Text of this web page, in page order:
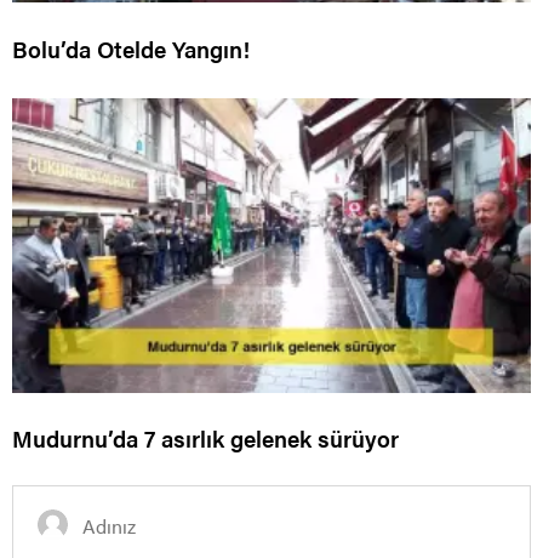
Bolu’da Otelde Yangın!
Mudurnu’da 7 asırlık gelenek sürüyor